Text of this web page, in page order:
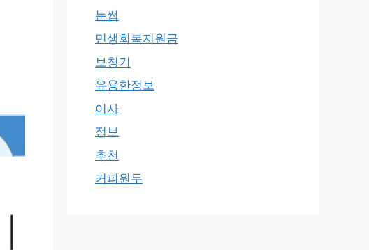
눈썹
민생회복지원금
보청기
유용한정보
이사
정보
추천
커피원두